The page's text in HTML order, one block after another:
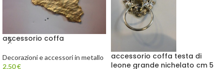
accessorio coffa
Decorazioni e accessori in metallo
2,50€
accessorio coffa testa di
leone grande nichelato cm 5